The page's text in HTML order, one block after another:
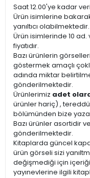
Saat 12.00'ye kadar
Ürün isimlerine
yanıltıcı olabilmektedir.
Ürün isimlerinde 10
fiyatıdır.
Bazı ürünlerin
göstermek amaçlı
adında miktar
gönderilmektedir.
Ürünlerimiz adet
ürünler hariç) ,
bölümünden bize
Bazı ürünler asortidir
gönderilmektedir.
Kitaplarda güncel
ürün görseli sizi
değişmediği için
yayınevlerine ilgili